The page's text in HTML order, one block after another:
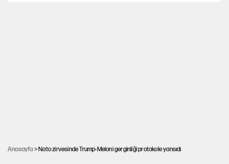
Anasayfa > Nato zirvesinde Trump-Meloni gerginliği protokole yansıdı